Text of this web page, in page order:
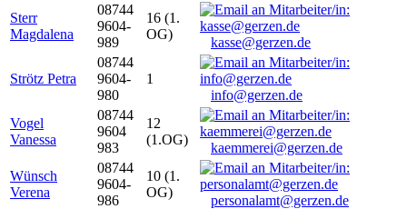
Sterr
Magdalena
08744
9604-
989
16 (1.
OG)
kasse@gerzen.de
Strötz Petra
08744
9604-
980
1
info@gerzen.de
Vogel
Vanessa
08744
9604
983
12
(1.OG)
kaemmerei@gerzen.de
Wünsch
Verena
08744
9604-
986
10 (1.
OG)
personalamt@gerzen.de